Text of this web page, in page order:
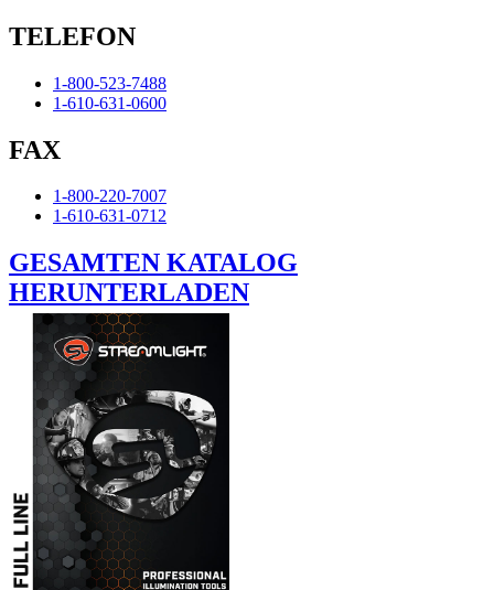
TELEFON
1-800-523-7488
1-610-631-0600
FAX
1-800-220-7007
1-610-631-0712
GESAMTEN KATALOG
HERUNTERLADEN